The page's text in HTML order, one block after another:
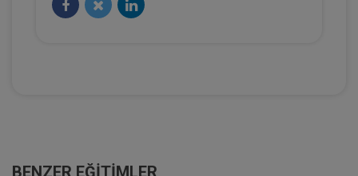
BENZER EĞITIMLER